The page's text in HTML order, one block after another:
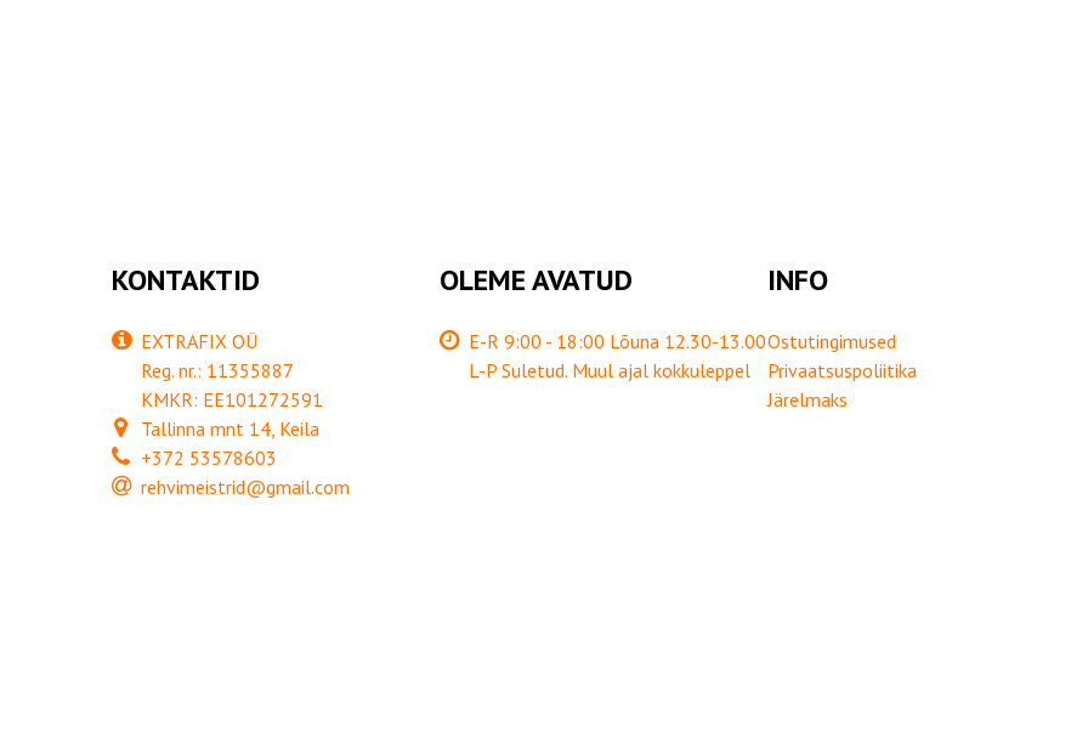
KONTAKTID
EXTRAFIX OÜ
Reg. nr.: 11355887
KMKR: EE101272591
Tallinna mnt 14, Keila
+372 53578603
rehvimeistrid@gmail.com
OLEME AVATUD
E-R 9:00 - 18:00 Lõuna 12.30-13.00
L-P Suletud. Muul ajal kokkuleppel
INFO
Ostutingimused
Privaatsuspoliitika
Järelmaks